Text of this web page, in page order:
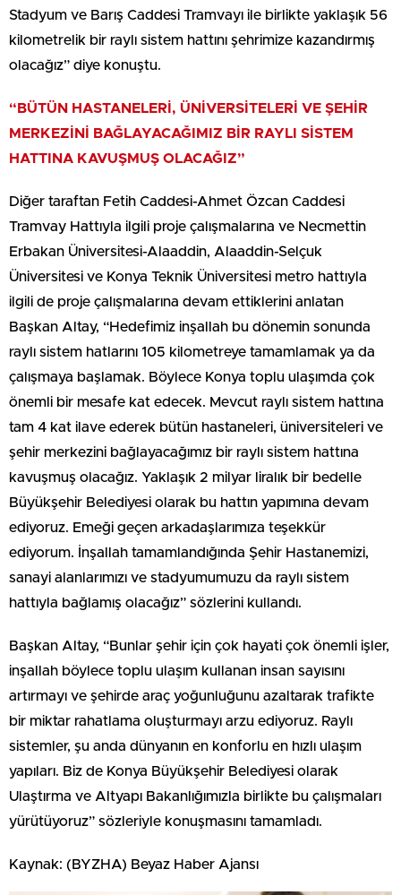
Stadyum ve Barış Caddesi Tramvayı ile birlikte yaklaşık 56
kilometrelik bir raylı sistem hattını şehrimize kazandırmış
olacağız” diye konuştu.
“BÜTÜN HASTANELERİ, ÜNİVERSİTELERİ VE ŞEHİR
MERKEZİNİ BAĞLAYACAĞIMIZ BİR RAYLI SİSTEM
HATTINA KAVUŞMUŞ OLACAĞIZ”
Diğer taraftan Fetih Caddesi-Ahmet Özcan Caddesi
Tramvay Hattıyla ilgili proje çalışmalarına ve Necmettin
Erbakan Üniversitesi-Alaaddin, Alaaddin-Selçuk
Üniversitesi ve Konya Teknik Üniversitesi metro hattıyla
ilgili de proje çalışmalarına devam ettiklerini anlatan
Başkan Altay, “Hedefimiz inşallah bu dönemin sonunda
raylı sistem hatlarını 105 kilometreye tamamlamak ya da
çalışmaya başlamak. Böylece Konya toplu ulaşımda çok
önemli bir mesafe kat edecek. Mevcut raylı sistem hattına
tam 4 kat ilave ederek bütün hastaneleri, üniversiteleri ve
şehir merkezini bağlayacağımız bir raylı sistem hattına
kavuşmuş olacağız. Yaklaşık 2 milyar liralık bir bedelle
Büyükşehir Belediyesi olarak bu hattın yapımına devam
ediyoruz. Emeği geçen arkadaşlarımıza teşekkür
ediyorum. İnşallah tamamlandığında Şehir Hastanemizi,
sanayi alanlarımızı ve stadyumumuzu da raylı sistem
hattıyla bağlamış olacağız” sözlerini kullandı.
Başkan Altay, “Bunlar şehir için çok hayati çok önemli işler,
inşallah böylece toplu ulaşım kullanan insan sayısını
artırmayı ve şehirde araç yoğunluğunu azaltarak trafikte
bir miktar rahatlama oluşturmayı arzu ediyoruz. Raylı
sistemler, şu anda dünyanın en konforlu en hızlı ulaşım
yapıları. Biz de Konya Büyükşehir Belediyesi olarak
Ulaştırma ve Altyapı Bakanlığımızla birlikte bu çalışmaları
yürütüyoruz” sözleriyle konuşmasını tamamladı.
Kaynak: (BYZHA) Beyaz Haber Ajansı